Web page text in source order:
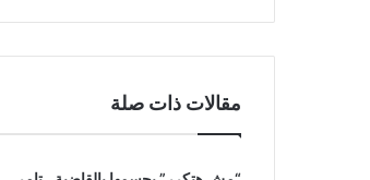
مقالات ذات صلة